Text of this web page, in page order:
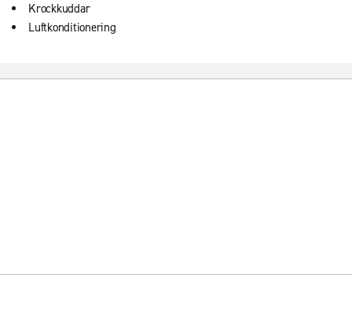
Krockkuddar
Luftkonditionering